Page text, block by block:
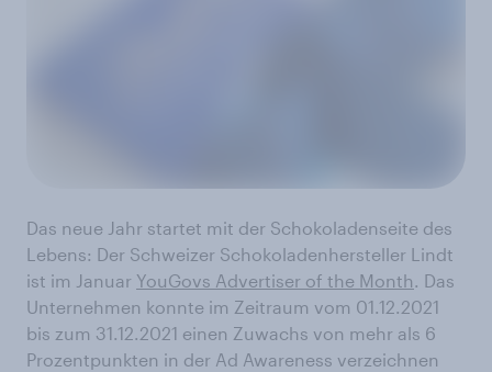
Das neue Jahr startet mit der Schokoladenseite des
Lebens: Der Schweizer Schokoladenhersteller Lindt
ist im Januar YouGovs Advertiser of the Month. Das
Unternehmen konnte im Zeitraum vom 01.12.2021
bis zum 31.12.2021 einen Zuwachs von mehr als 6
Prozentpunkten in der Ad Awareness verzeichnen